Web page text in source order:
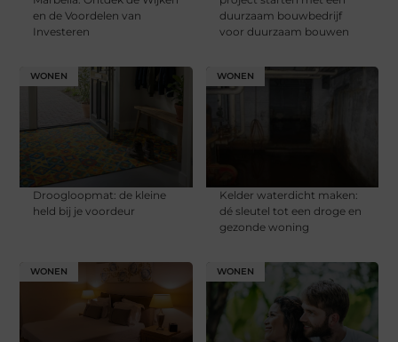
en de Voordelen van
Investeren
duurzaam bouwbedrijf
voor duurzaam bouwen
WONEN
Droogloopmat: de kleine
held bij je voordeur
WONEN
Kelder waterdicht maken:
dé sleutel tot een droge en
gezonde woning
WONEN WONEN